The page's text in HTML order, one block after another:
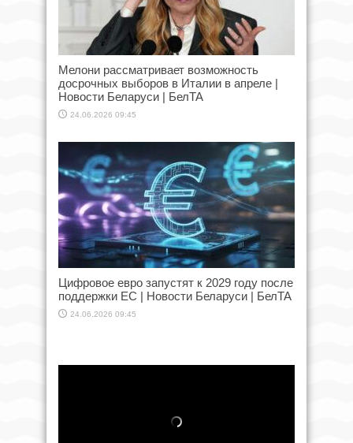
Мелони рассматривает возможность
досрочных выборов в Италии в апреле |
Новости Беларуси | БелТА
24.06.2026 09:45
Цифровое евро запустят к 2029 году после
поддержки ЕС | Новости Беларуси | БелТА
24.06.2026 09:45